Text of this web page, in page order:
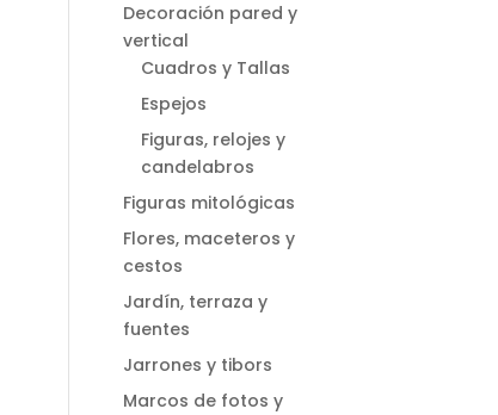
Decoración pared y
vertical
Cuadros y Tallas
Espejos
Figuras, relojes y
candelabros
Figuras mitológicas
Flores, maceteros y
cestos
Jardín, terraza y
fuentes
Jarrones y tibors
Marcos de fotos y